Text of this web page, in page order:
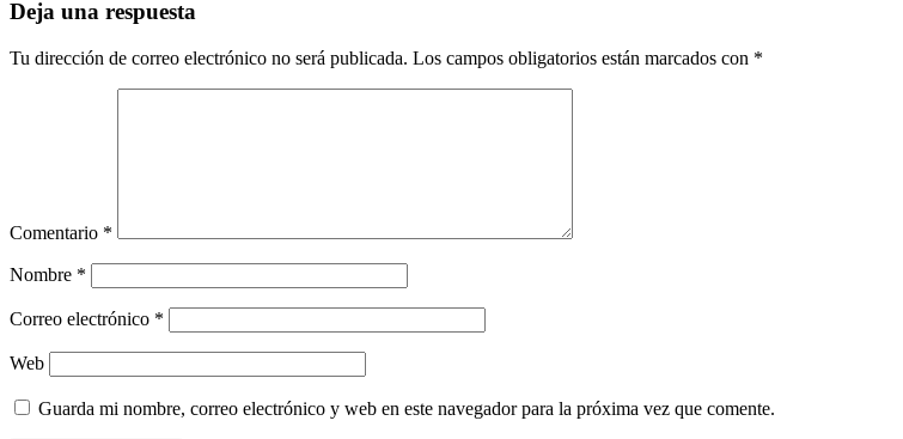
Deja una respuesta
Tu dirección de correo electrónico no será publicada. Los campos obligatorios están marcados con *
Comentario *
Nombre *
Correo electrónico *
Web
Guarda mi nombre, correo electrónico y web en este navegador para la próxima vez que comente.